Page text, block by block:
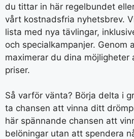
du tittar in här regelbundet
vårt kostnadsfria nyhetsbrev.
lista med nya tävlingar,
och specialkampanjer. Genom
maximerar du dina möjligheter
priser.
Så varför vänta? Börja delta i
ta chansen att vinna ditt
här spännande chansen att
belöningar utan att spendera